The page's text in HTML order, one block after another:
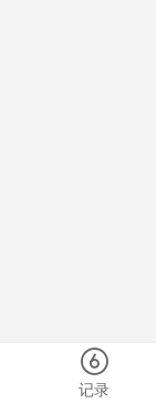
记录